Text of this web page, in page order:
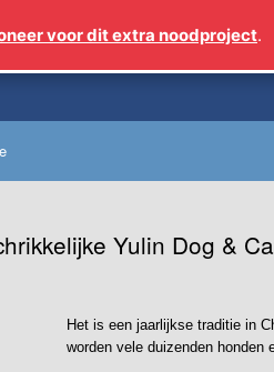
Yulin Dog &
Het is een jaarlijkse traditie in
worden vele duizenden honden
voor dit extra noodproject.